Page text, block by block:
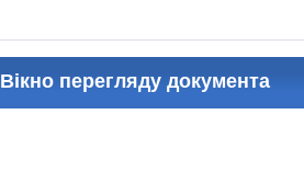
Вікно перегляду документа